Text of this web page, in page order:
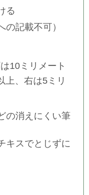
る
記載不可）
10ミリメート
上、右は5ミリ
の消えにくい筆
キスでとじずに